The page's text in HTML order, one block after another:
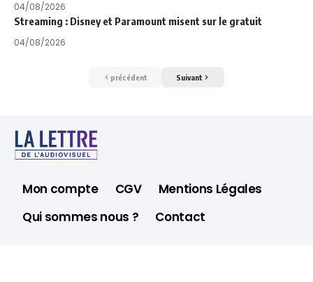
04/08/2026
Streaming : Disney et Paramount misent sur le gratuit
04/08/2026
précédent Suivant
Mon compte CGV
Mentions Légales
Qui sommes nous ?
Contact